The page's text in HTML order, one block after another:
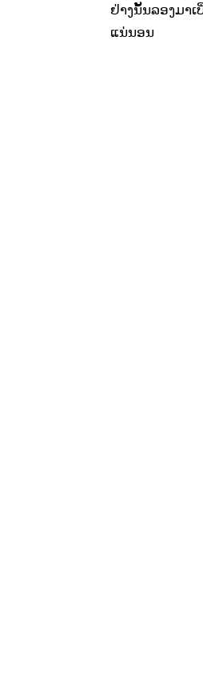
ຢ່າງນັ້ນລອງມາ
ແນ່ນອນ